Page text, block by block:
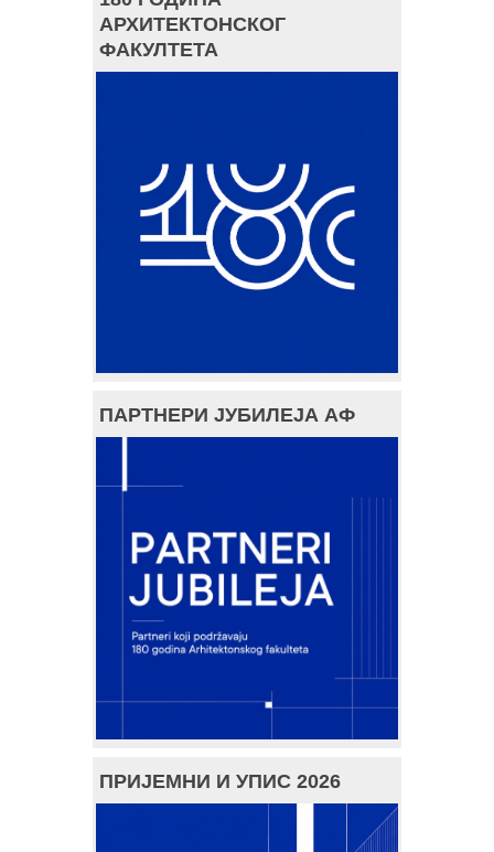
АРХИТЕКТОНСКОГ
ФАКУЛТЕТА
ПАРТНЕРИ ЈУБИЛЕЈА АФ
ПРИЈЕМНИ И УПИС 2026